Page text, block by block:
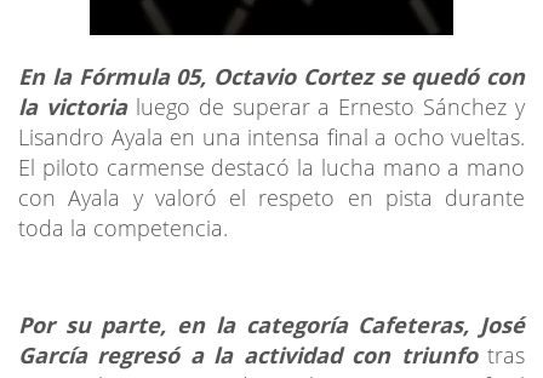
En la Fórmula 05, Octavio Cortez se quedó con
la victorialuego de superar a Ernesto Sánchez y
Lisandro Ayala en una intensa final a ocho vueltas.
El piloto carmense destacó la lucha mano a mano
con Ayala y valoró el respeto en pista durante
toda la competencia.
Por su parte, en la categoría Cafeteras, José
García regresó a la actividad con triunfotras